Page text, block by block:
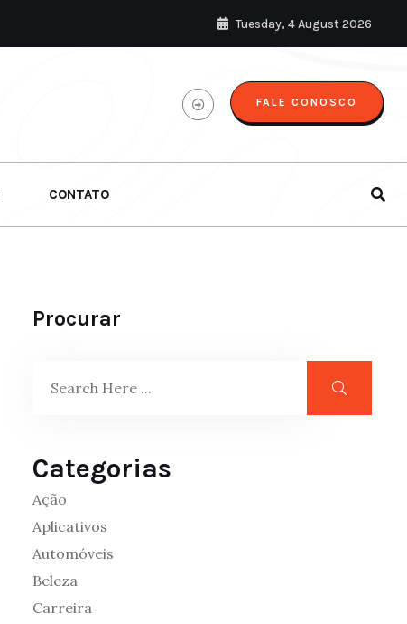
Tuesday, 4 August 2026
FALE CONOSCO
CONTATO
Procurar
Categorias
Ação
Aplicativos
Automóveis
Beleza
Carreira